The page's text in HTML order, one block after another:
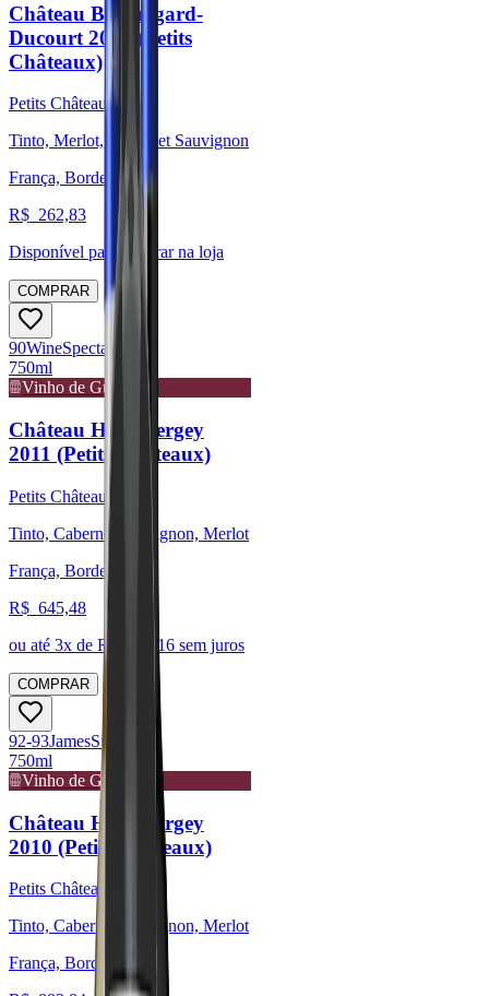
Château Beauregard-
Ducourt 2018 (Petits
Châteaux)
Petits Châteaux
Tinto, Merlot, Cabernet Sauvignon
França, Bordeaux
R$ 262,83
Disponível para:
Retirar na loja
COMPRAR
90WineSpectator
750ml
Vinho de Guarda
Château Haut Bergey
2011 (Petits Châteaux)
Petits Châteaux
Tinto, Cabernet Sauvignon, Merlot
França, Bordeaux
R$ 645,48
ou até 3x de R$ 215,16 sem juros
COMPRAR
92-93JamesSuckling
750ml
Vinho de Guarda
Château Haut Bergey
2010 (Petits Châteaux)
Petits Châteaux
Tinto, Cabernet Sauvignon, Merlot
França, Bordeaux